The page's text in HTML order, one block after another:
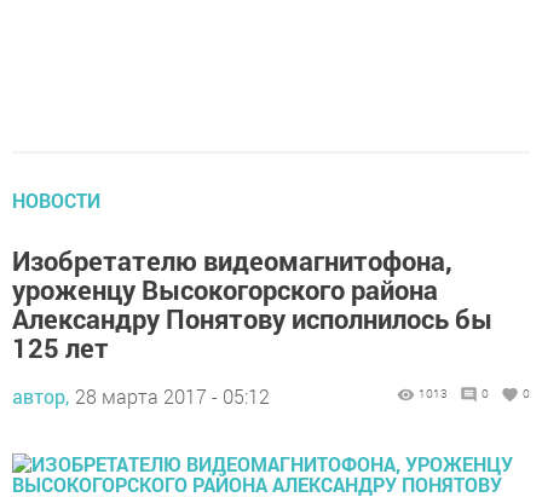
НОВОСТИ
Изобретателю видеомагнитофона,
уроженцу Высокогорского района
Александру Понятову исполнилось бы
125 лет
автор, 28 марта 2017 - 05:12 1013 0 0